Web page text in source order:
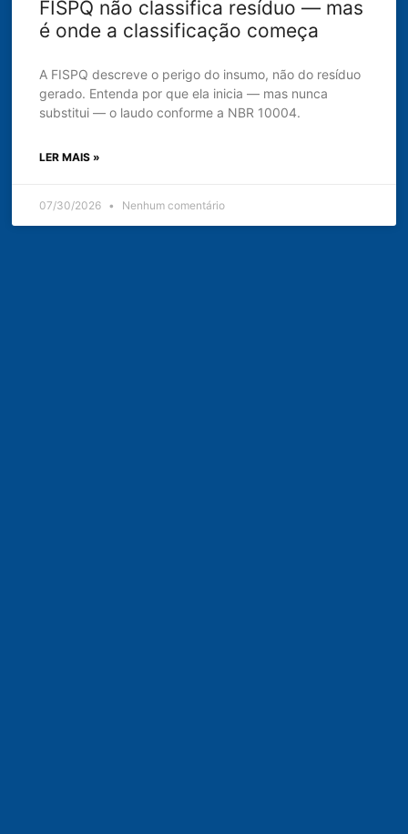
FISPQ não classifica resíduo — mas
é onde a classificação começa
A FISPQ descreve o perigo do insumo, não do resíduo
gerado. Entenda por que ela inicia — mas nunca
substitui — o laudo conforme a NBR 10004.
LER MAIS »
07/30/2026 Nenhum comentário